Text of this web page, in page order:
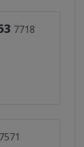
7718
7571